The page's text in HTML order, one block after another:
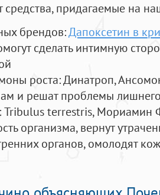
придагаемые на
брендов:Дапоксетин в
сделать интимную
роста: Динатроп,
и решат проблемы
Tribulus terrestris, Мориамин
организма, вернут
органов, омолодят